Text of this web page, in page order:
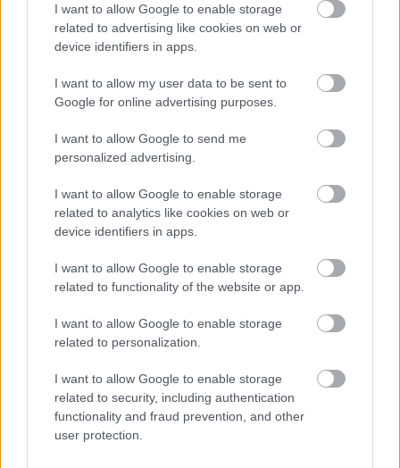
I want to allow Google to enable storage
related to advertising like cookies on web or
device identifiers in apps.
I want to allow my user data to be sent to
Google for online advertising purposes.
I want to allow Google to send me
personalized advertising.
I want to allow Google to enable storage
related to analytics like cookies on web or
device identifiers in apps.
I want to allow Google to enable storage
related to functionality of the website or app.
I want to allow Google to enable storage
related to personalization.
I want to allow Google to enable storage
related to security, including authentication
functionality and fraud prevention, and other
user protection.
Ο Ομπάμα, λίγες ημέρες νωρίτερα, σε
συνέντευξη σε ένα πόντκαστ, απάντησε σε
ερώτηση για την ύπαρξη εξωγήινων: «Είναι
πραγματικοί, αλλά δεν τους έχω δει». Πρόσθεσε
εγκατάσταση» όπου η κυβέρνηση κρύβει τους
εξωγήινους - μια συνωμοσιολογική θεωρία που
επανέρχεται διαρκώς τα τελευταία χρόνια.
Μετά τις αντιδράσεις, ο πρώην πρόεδρος
διευκρίνισε την απάντησή του λέγοντας ότι δεν
είδε «καμία απόδειξη, κατά τη διάρκεια της
θητείας του, ότι εξωγήινοι έχουν έρθει σε επαφή
μαζί μας».